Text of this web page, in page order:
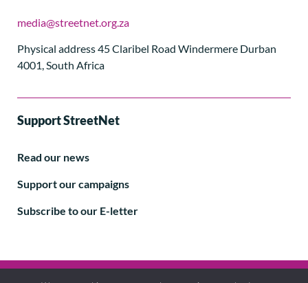
media@streetnet.org.za
Physical address 45 Claribel Road Windermere Durban
4001, South Africa
Support StreetNet
Read our news
Support our campaigns
Subscribe to our E-letter